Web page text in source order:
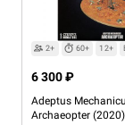
2+ 60+ 12+
Adeptus
Archaeopter (2020)
6 300 ₽